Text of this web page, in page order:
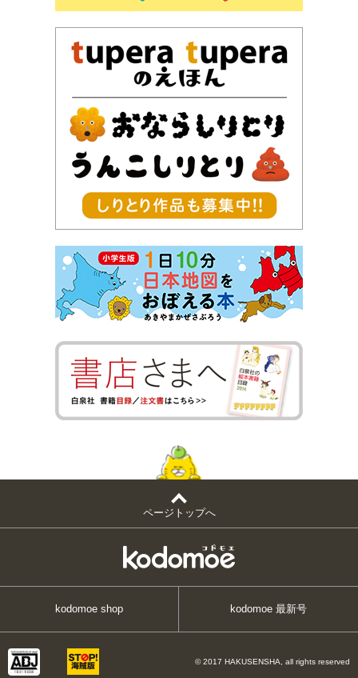
ページトップへ
kodomoe shop kodomoe 最新号
© 2017 HAKUSENSHA, all rights reserved